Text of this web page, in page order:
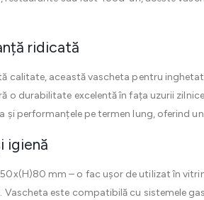
ridicată
calitate, această vascheta pentru
o durabilitate excelentă în fața uzurii
și performanțele pe termen lung, oferind
igienă
mm – o fac ușor de utilizat în
Vascheta este compatibilă cu sistemele